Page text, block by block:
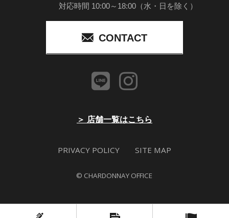
対応時間 10:00～18:00（水・日を除く）
CONTACT
＞ 店舗一覧はこちら
PRIVACY POLICY SITE MAP
© CHARDONNAY OFFICE